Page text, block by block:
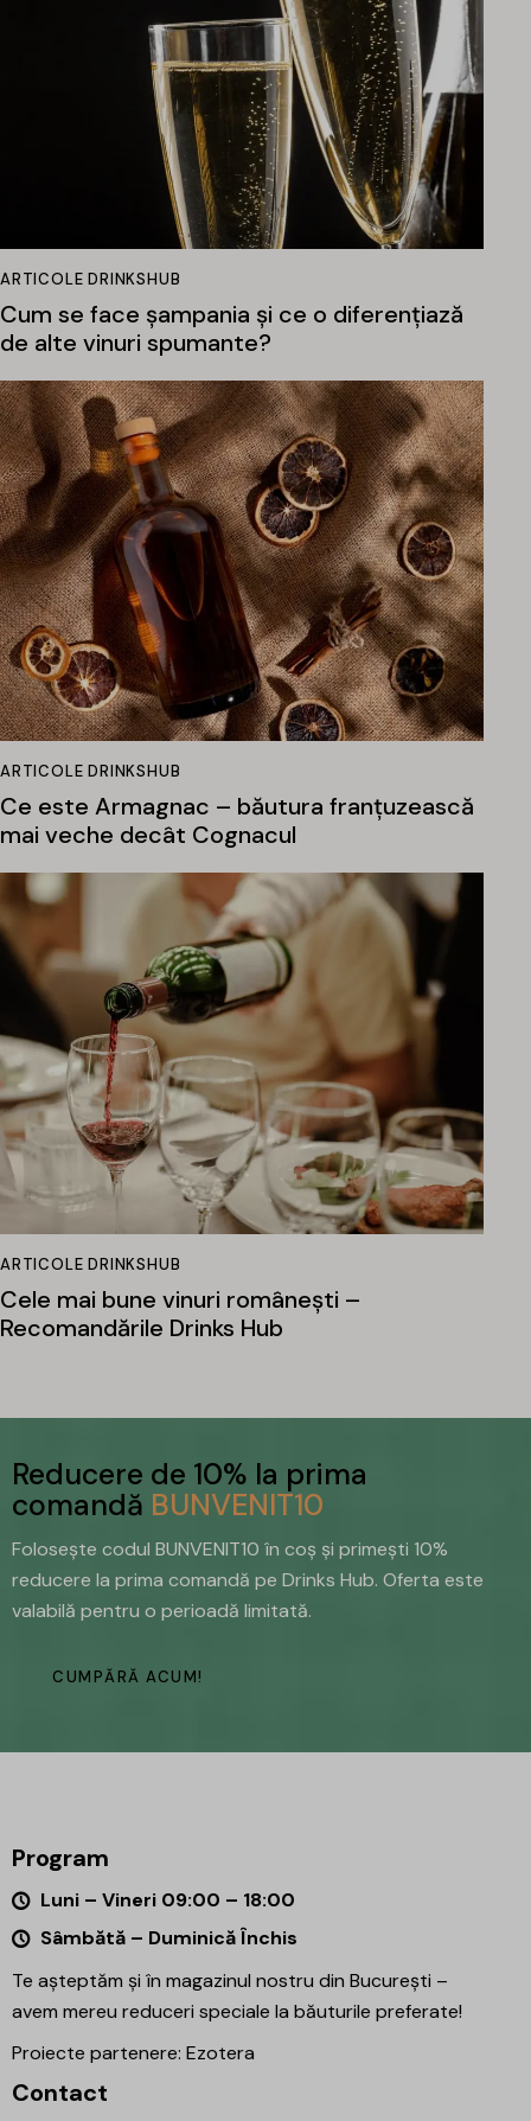
ARTICOLE DRINKSHUB
Cum se face șampania și ce o diferențiază
de alte vinuri spumante?
ARTICOLE DRINKSHUB
Ce este Armagnac – băutura franțuzească
mai veche decât Cognacul
ARTICOLE DRINKSHUB
Cele mai bune vinuri românești –
Recomandările Drinks Hub
Reducere de 10% la prima
comandă BUNVENIT10
Folosește codul BUNVENIT10 în coș și primești 10%
reducere la prima comandă pe Drinks Hub. Oferta este
valabilă pentru o perioadă limitată.
CUMPĂRĂ ACUM!
Program
Luni – Vineri 09:00 – 18:00
Sâmbătă – Duminică Închis
Te așteptăm și în magazinul nostru din București –
avem mereu reduceri speciale la băuturile preferate!
Proiecte partenere: Ezotera
Contact